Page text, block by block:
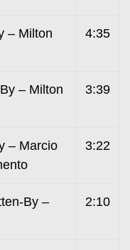
– Milton
4:35
– Milton
3:39
– Marcio
3:22
By –
2:10